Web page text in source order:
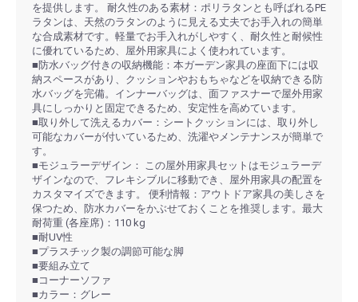
を提供します。 耐久性のある素材：ポリラタンとも呼ばれるPE
ラタンは、天然のラタンのように見える丈夫でお手入れの簡単
な合成素材です。軽量でお手入れがしやすく、耐久性と耐候性
に優れているため、屋外用家具によく使われています。
■防水バッグ付きの収納機能：本ガーデン家具の座面下には収
納スペースがあり、クッションやおもちゃなどを収納できる防
水バッグを完備。インナーバッグは、面ファスナーで屋外用家
具にしっかりと固定できるため、安定性を高めています。
■取り外して洗えるカバー：シートクッションには、取り外し
可能なカバーが付いているため、洗濯やメンテナンスが簡単で
す。
■モジュラーデザイン： この屋外用家具セットはモジュラーデ
ザインなので、フレキシブルに移動でき、屋外用家具の配置を
カスタマイズできます。 便利情報：アウトドア家具の美しさを
保つため、防水カバーをかぶせておくことを推奨します。最大
耐荷重 (各座席)：110 kg
■耐UV性
■プラスチック製の調節可能な脚
■要組み立て
■コーナーソファ
■カラー：グレー